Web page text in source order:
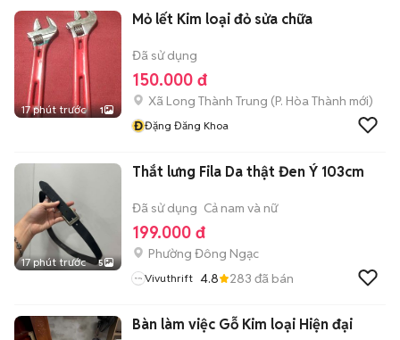
17 phút trước 1
Mỏ lết Kim loại đỏ sửa chữa
Đã sử dụng
150.000 đ
Xã Long Thành Trung (P. Hòa Thành mới)
ĐĐặng Đăng Khoa
17 phút trước 5
Thắt lưng Fila Da thật Đen Ý 103cm
Đã sử dụng Cả nam và nữ
199.000 đ
Phường Đông Ngạc
Vivuthrift 4.8 283 đã bán
Bàn làm việc Gỗ Kim loại Hiện đại